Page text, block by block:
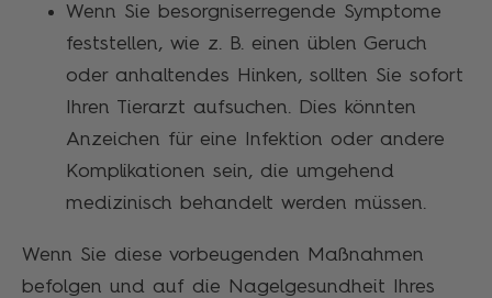
Wenn Sie besorgniserregende Symptome
feststellen, wie z. B. einen üblen Geruch
oder anhaltendes Hinken, sollten Sie sofort
Ihren Tierarzt aufsuchen. Dies könnten
Anzeichen für eine Infektion oder andere
Komplikationen sein, die umgehend
medizinisch behandelt werden müssen.
Wenn Sie diese vorbeugenden Maßnahmen
befolgen und auf die Nagelgesundheit Ihres